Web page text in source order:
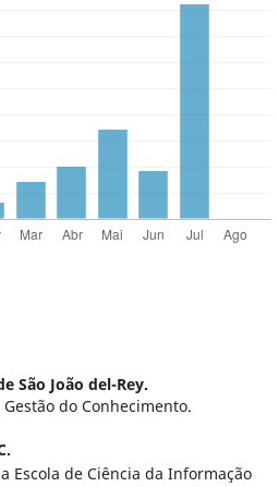
São João del-Rey.
do Conhecimento.
Escola de Ciência da Informação